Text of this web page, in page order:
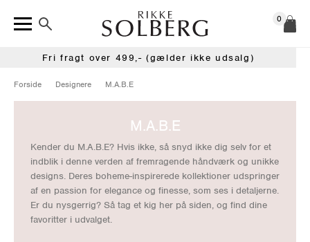
0
Fri fragt over 499,- (gælder ikke udsalg)
Forside Designere M.A.B.E
M.A.B.E
Kender du M.A.B.E? Hvis ikke, så snyd ikke dig selv for et
indblik i denne verden af fremragende håndværk og unikke
designs. Deres boheme-inspirerede kollektioner udspringer
af en passion for elegance og finesse, som ses i detaljerne.
Er du nysgerrig? Så tag et kig her på siden, og find dine
favoritter i udvalget.